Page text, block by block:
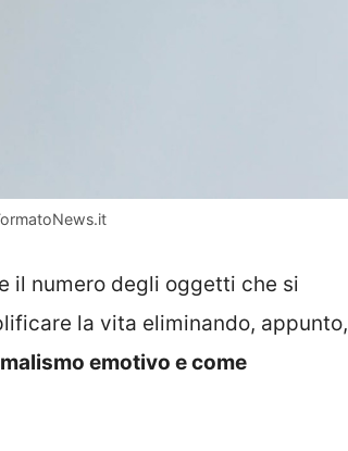
il numero degli oggetti che si
la vita eliminando, appunto,
emotivo e come